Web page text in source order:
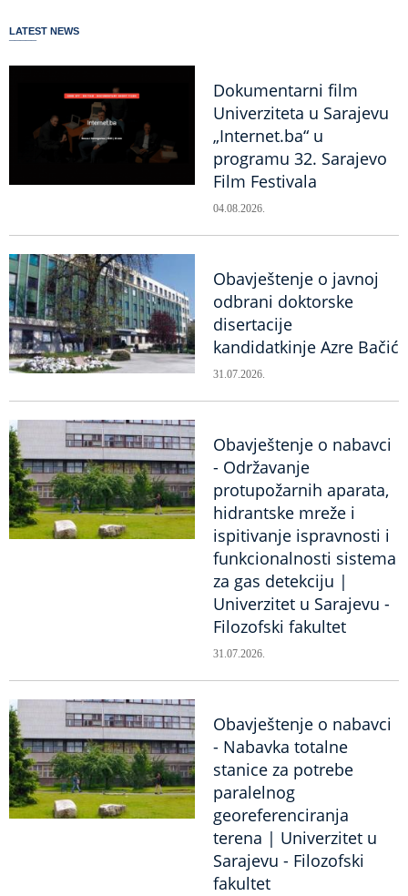
LATEST NEWS
Dokumentarni film
Univerziteta u Sarajevu
„Internet.ba“ u
programu 32. Sarajevo
Film Festivala
04.08.2026.
Obavještenje o javnoj
odbrani doktorske
disertacije
kandidatkinje Azre Bačić
31.07.2026.
Obavještenje o nabavci
- Održavanje
protupožarnih aparata,
hidrantske mreže i
ispitivanje ispravnosti i
funkcionalnosti sistema
za gas detekciju |
Univerzitet u Sarajevu -
Filozofski fakultet
31.07.2026.
Obavještenje o nabavci
- Nabavka totalne
stanice za potrebe
paralelnog
georeferenciranja
terena | Univerzitet u
Sarajevu - Filozofski
fakultet